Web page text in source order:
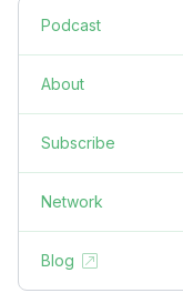
Podcast
About
Subscribe
Network
Blog